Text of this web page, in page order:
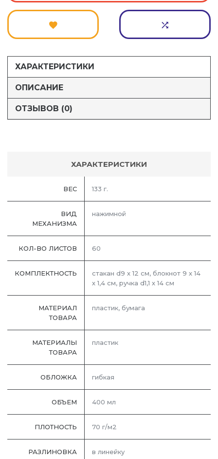
ХАРАКТЕРИСТИКИ
ОПИСАНИЕ
ОТЗЫВОВ (0)
ХАРАКТЕРИСТИКИ
ВЕС 133 г.
ВИД
МЕХАНИЗМА
нажимной
КОЛ-ВО ЛИСТОВ 60
КОМПЛЕКТНОСТЬ
стакан d9 х 12 см, блокнот 9 х 14
х 1,4 см, ручка d1,1 х 14 см
МАТЕРИАЛ
ТОВАРА
пластик, бумага
МАТЕРИАЛЫ
ТОВАРА
пластик
ОБЛОЖКА гибкая
ОБЪЕМ 400 мл
ПЛОТНОСТЬ 70 г/м2
РАЗЛИНОВКА в линейку